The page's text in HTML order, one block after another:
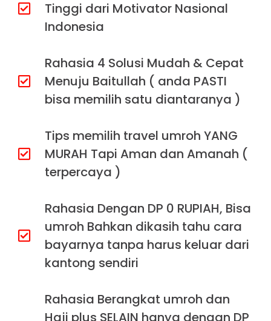
Tinggi dari Motivator Nasional
Indonesia
Rahasia 4 Solusi Mudah & Cepat
Menuju Baitullah ( anda PASTI
bisa memilih satu diantaranya )
Tips memilih travel umroh YANG
MURAH Tapi Aman dan Amanah (
terpercaya )
Rahasia Dengan DP 0 RUPIAH, Bisa
umroh Bahkan dikasih tahu cara
bayarnya tanpa harus keluar dari
kantong sendiri
Rahasia Berangkat umroh dan
Haji plus SELAIN hanya dengan DP